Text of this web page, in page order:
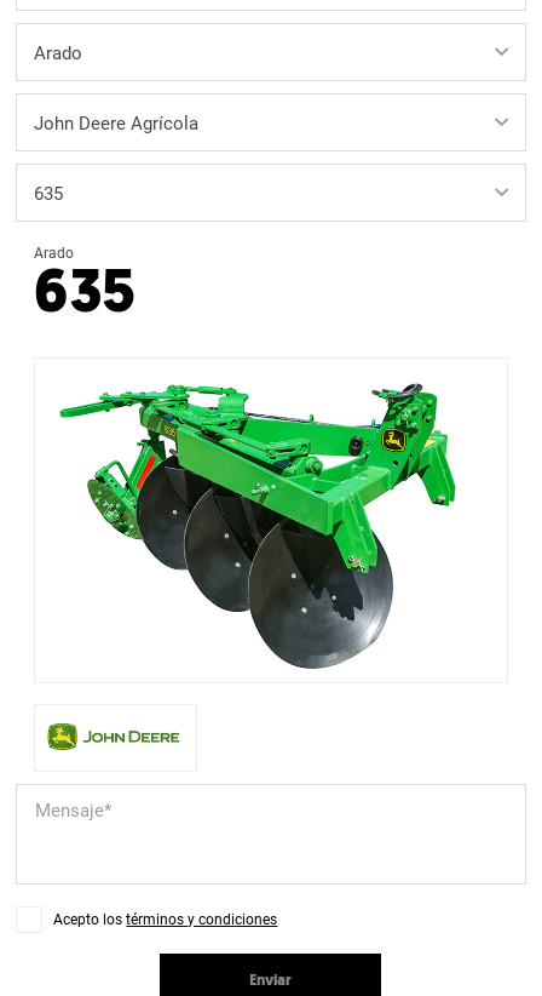
Arado
635
Acepto lostérminos y condiciones
Enviar